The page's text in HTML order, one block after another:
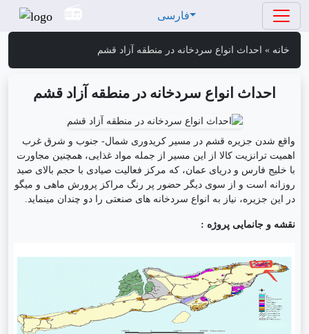
فارسی
خانه » احداث انواع سردخانه در منطقه آزاد قشم
احداث انواع سردخانه در منطقه آزاد قشم
واقع شدن جزیره قشم در مسیر کریدوری شمال- جنوب و شرق غرب
اهمیت ترانزیت کالا از این مسیر از جمله مواد غذایی، همچنین مجاورت
با خلیج فارس و دریای عمان، که مرکز فعالیت صیادی با حجم بالای صید
روزانه است و از سوی دیگر حضور پر رنگ مراکز پرورش ماهی و میگو
در این جزیره، نیاز به انواع سردخانه های صنعتی را دو چندان مینماید.
نقشه و جانمایی پروژه :